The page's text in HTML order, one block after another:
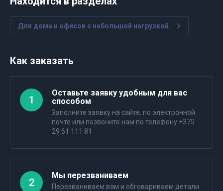
Для дома и офисов с небольшой нагрузкой.
Как заказать
1
Оставьте заявку удобным для вас
способом
Заполните заявку на сайте, по электронной
почте или позвоните нам по телефону +375
29 61 111 81
2
Мы перезваниваем
Перезваниваем вам и обговариваем детали